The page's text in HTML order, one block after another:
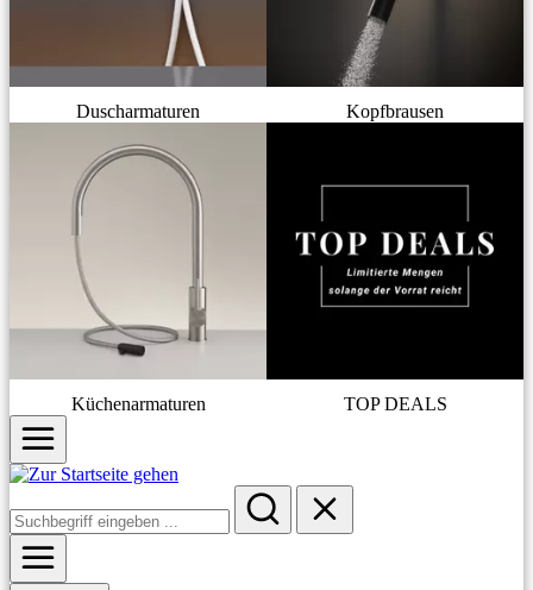
Duscharmaturen Kopfbrausen
Küchenarmaturen TOP DEALS